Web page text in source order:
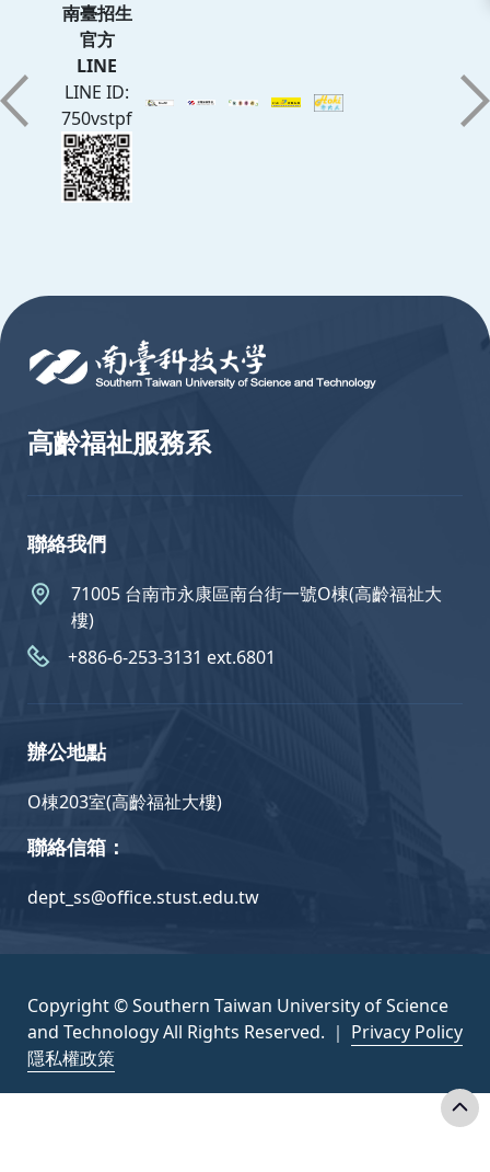
南臺招生
官方
LINE
LINE ID:
750vstpf
高齡福祉服務系
聯絡我們
71005 台南市永康區南台街一號O棟(高齡福祉大
樓)
+886-6-253-3131 ext.6801
辦公地點
O棟203室(高齡福祉大樓)
聯絡信箱：
dept_ss@office.stust.edu.tw
Copyright © Southern Taiwan University of Science
and Technology All Rights Reserved. ｜ Privacy Policy
隱私權政策